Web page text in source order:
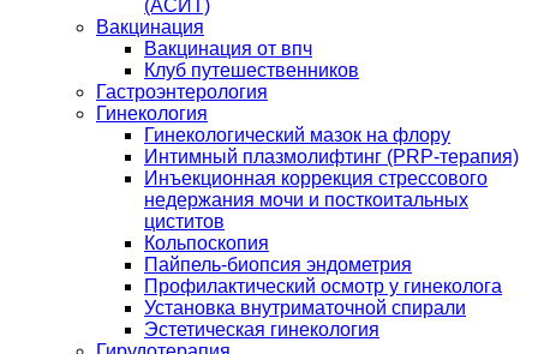
(АСИТ)
Вакцинация
Вакцинация от впч
Клуб путешественников
Гастроэнтерология
Гинекология
Гинекологический мазок на флору
Интимный плазмолифтинг (PRP-терапия)
Инъекционная коррекция стрессового
недержания мочи и посткоитальных
циститов
Кольпоскопия
Пайпель-биопсия эндометрия
Профилактический осмотр у гинеколога
Установка внутриматочной спирали
Эстетическая гинекология